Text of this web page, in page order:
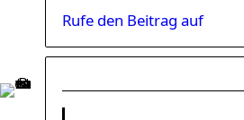
Rufe den Beitrag auf